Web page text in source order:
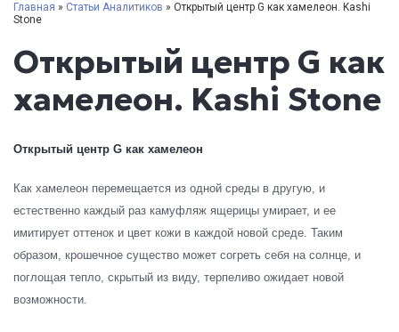
Главная » Статьи Аналитиков » Открытый центр G как хамелеон. Kashi
Stone
Открытый центр G как
хамелеон. Kashi Stone
Открытый центр G как хамелеон
Как хамелеон перемещается из одной среды в другую, и
естественно каждый раз камуфляж ящерицы умирает, и ее
имитирует оттенок и цвет кожи в каждой новой среде. Таким
образом, крошечное существо может согреть себя на солнце, и
поглощая тепло, скрытый из виду, терпеливо ожидает новой
возможности.